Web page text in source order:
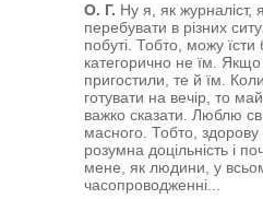
О. Г. Ну я, як журналіст,
перебувати в різних
побуті. Тобто, можу
категорично не їм.
пригостили, те й їм.
готувати на вечір, то
важко сказати. Люблю
масного. Тобто,
розумна доцільність і
мене, як людини, у
часопроводженні...